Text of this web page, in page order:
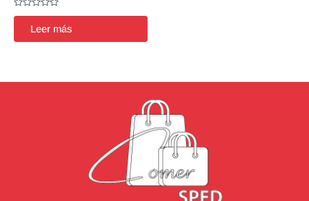
Valorado
de
Leer más